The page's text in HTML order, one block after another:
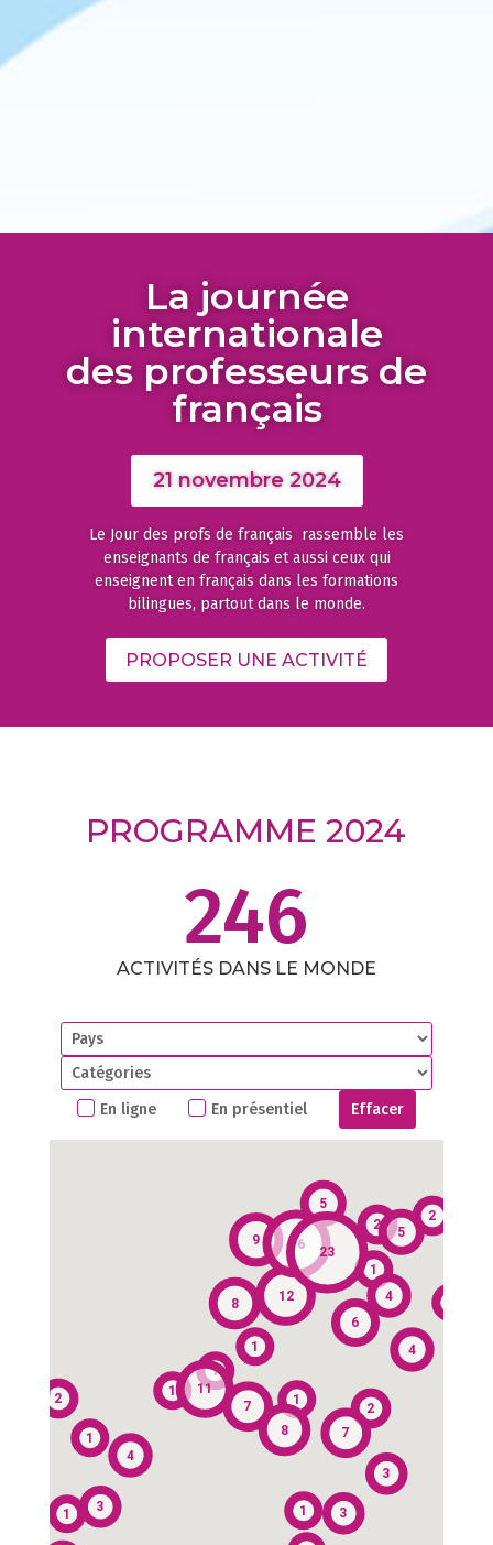
La journée
internationale
des professeurs de
français
21 novembre 2024
Le Jour des profs de français rassemble les
enseignants de français et aussi ceux qui
enseignent en français dans les formations
bilingues, partout dans le monde.
PROPOSER UNE ACTIVITÉ
PROGRAMME 2024
246
ACTIVITÉS DANS LE MONDE
En ligne En présentiel Effacer
1
1
1
1
1
1
1
1
4
8
9
7
16
12
11
23
5
4
2
3
8
3
7
2
4
5
2
3
2
6